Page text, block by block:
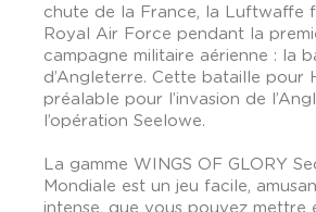
chute de la France, la Luftwaffe
Royal Air Force pendant la
campagne militaire aérienne : la
d’Angleterre. Cette bataille pour
préalable pour l’invasion de
l’opération Seelowe.
La gamme WINGS OF GLORY
Mondiale est un jeu facile,
intense, que vous pouvez mettre